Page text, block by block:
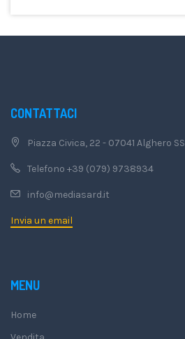
CONTATTACI
Piazza Civica, 22 - 07041 Alghero SS
Telefono +39 (079) 9738934
info@mediasard.it
Invia un email
MENU
Home